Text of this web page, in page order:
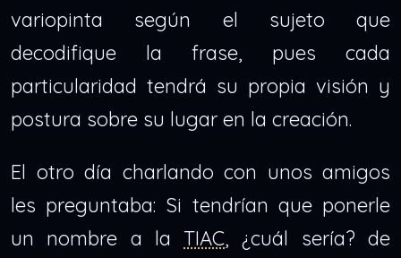
variopinta según el sujeto que
decodifique la frase, pues cada
particularidad tendrá su propia visión y
postura sobre su lugar en la creación.
El otro día charlando con unos amigos
les preguntaba: Si tendrían que ponerle
un nombre a laTIAC, ¿cuál sería? de